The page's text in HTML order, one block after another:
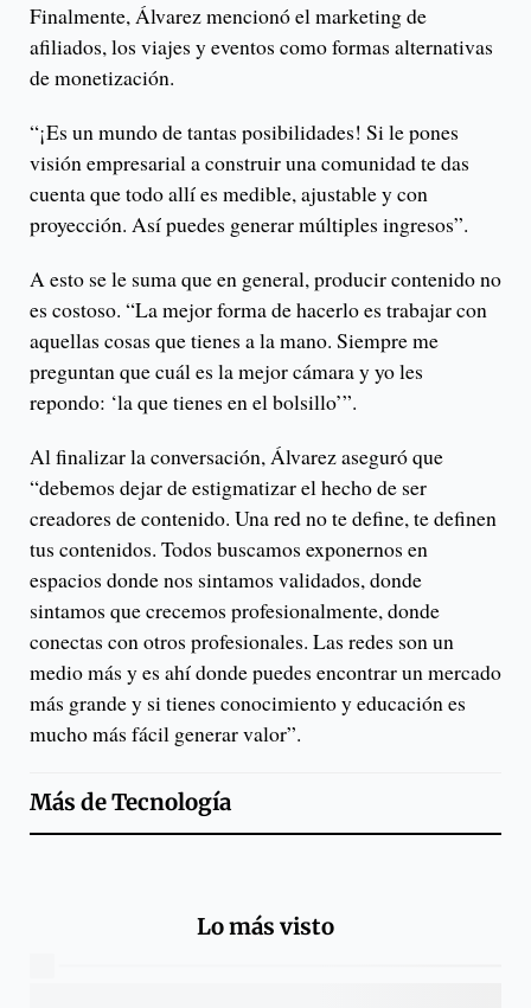
Finalmente, Álvarez mencionó el marketing de
afiliados, los viajes y eventos como formas alternativas
de monetización.
“¡Es un mundo de tantas posibilidades! Si le pones
visión empresarial a construir una comunidad te das
cuenta que todo allí es medible, ajustable y con
proyección. Así puedes generar múltiples ingresos”.
A esto se le suma que en general, producir contenido no
es costoso. “La mejor forma de hacerlo es trabajar con
aquellas cosas que tienes a la mano. Siempre me
preguntan que cuál es la mejor cámara y yo les
repondo: ‘la que tienes en el bolsillo’”.
Al finalizar la conversación, Álvarez aseguró que
“debemos dejar de estigmatizar el hecho de ser
creadores de contenido. Una red no te define, te definen
tus contenidos. Todos buscamos exponernos en
espacios donde nos sintamos validados, donde
sintamos que crecemos profesionalmente, donde
conectas con otros profesionales. Las redes son un
medio más y es ahí donde puedes encontrar un mercado
más grande y si tienes conocimiento y educación es
mucho más fácil generar valor”.
Más deTecnología
Lo más visto